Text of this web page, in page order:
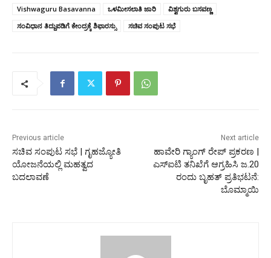
Vishwaguru Basavanna
ಒಳಮೀಸಲಾತಿ ಜಾರಿ
ವಿಶ್ವಗುರು ಬಸವಣ್ಣ
ಸಂವಿಧಾನ ತಿದ್ದುಪಡಿಗೆ ಕೇಂದ್ರಕ್ಕೆ ಶಿಫಾರಸ್ಸು
ಸಚಿವ ಸಂಪುಟ ಸಭೆ
Previous article
ಸಚಿವ ಸಂಪುಟ ಸಭೆ | ಗೃಹಜ್ಯೋತಿ
ಯೋಜನೆಯಲ್ಲಿ ಮಹತ್ವದ
ಬದಲಾವಣೆ
Next article
ಹಾವೇರಿ ಗ್ಯಾಂಗ್ ರೇಪ್ ಪ್ರಕರಣ |
ಎಸ್‌ಐಟಿ ತನಿಖೆಗೆ ಆಗ್ರಹಿಸಿ ಜ.20
ರಂದು ಬೃಹತ್ ಪ್ರತಿಭಟನೆ:
ಬೊಮ್ಮಾಯಿ